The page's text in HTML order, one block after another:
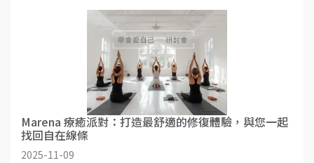
Marena 療癒派對：打造最舒適的修復體驗，與您一起
找回自在線條
2025-11-09